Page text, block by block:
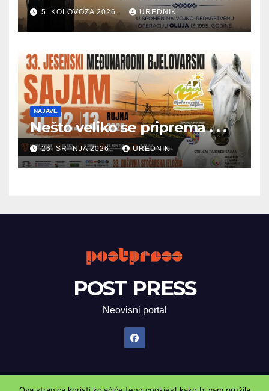
5. KOLOVOZA 2026. UREDNIK
NAJAVE
Nešto veliko se priprema . . .
26. SRPNJA 2026. UREDNIK
POST PRESS
Neovisni portal